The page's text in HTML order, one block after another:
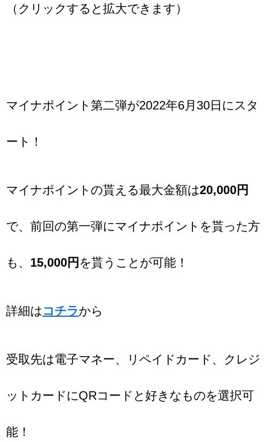
（クリックすると拡大できます）
マイナポイント第二弾が2022年6月30日にスタ
ート！
マイナポイントの貰える最大金額は20,000円
で、前回の第一弾にマイナポイントを貰った方
も、 15,000円 を貰うことが可能！
詳細は コチラから
受取先は電子マネー、リペイドカード、クレジ
ットカードにQRコードと好きなものを選択可
能！